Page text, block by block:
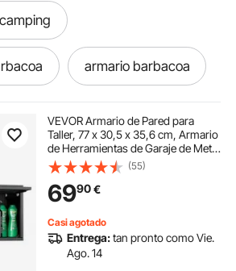
armario barbacoa
camping
cocina
VEVOR Armario de Pared para
Taller, 77 x 30,5 x 35,6 cm, Armario
de Herramientas de Garaje de Metal
con Puerta Abatible, Capacidad de
54,5 kg, para Garaje, Sótano,
Cocina y Almacén, Negro
(55)
6990€
Casi agotado
Entrega:tan pronto como Vie.
Ago. 14